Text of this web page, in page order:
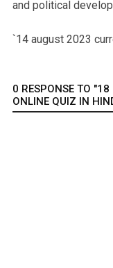
and political
`14 august 2023
0 RESPONSE TO
ONLINE QUIZ IN